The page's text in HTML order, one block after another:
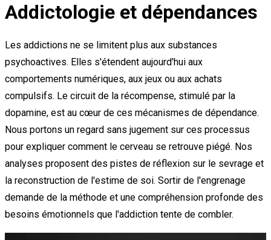
Addictologie et dépendances
Les addictions ne se limitent plus aux substances
psychoactives. Elles s'étendent aujourd'hui aux
comportements numériques, aux jeux ou aux achats
compulsifs. Le circuit de la récompense, stimulé par la
dopamine, est au cœur de ces mécanismes de dépendance.
Nous portons un regard sans jugement sur ces processus
pour expliquer comment le cerveau se retrouve piégé. Nos
analyses proposent des pistes de réflexion sur le sevrage et
la reconstruction de l'estime de soi. Sortir de l'engrenage
demande de la méthode et une compréhension profonde des
besoins émotionnels que l'addiction tente de combler.